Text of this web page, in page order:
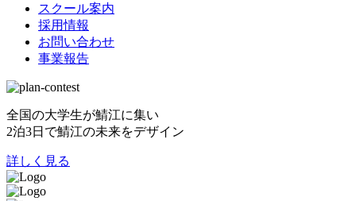
スクール案内
採用情報
お問い合わせ
事業報告
全国の大学生が鯖江に集い
2泊3日で鯖江の未来をデザイン
詳しく見る